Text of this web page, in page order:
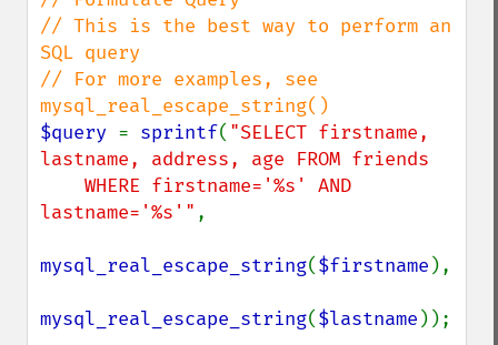
// This is the best way to perform an
SQL query
// For more examples, see
$query = sprintf( "SELECT firstname,
lastname, address, age FROM friends
lastname='%s'" ,
mysql_real_escape_string($firstname ),
mysql_real_escape_string($lastname ));